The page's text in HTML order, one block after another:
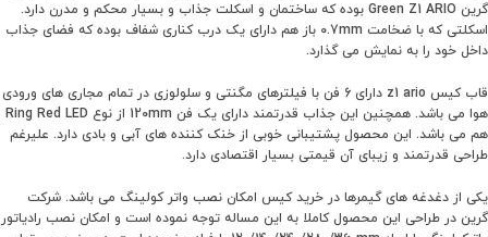
گرین Green Z1 ARIO بوده که ساختمان و اسکلت جذاب و بسیار محکم و مدرن دارد.
اسکلتی که با ضخامت 0.7mm باز هم دارای یک درب کناری شفاف بوده که فضای جذاب
داخل خود را به نمایش می گذارد.
قاب کیس z1 ario دارای 6 فن با فیلترهای مگنتی و سلولوزی در تمام مجاری های ورودی
هوا می باشد. همچنین این جذاب قدرتمند دارای یک فن 120mm از نوع Ring Red LED
هم می باشد. این محصول پشتیبانی خوبی از خنک کننده های آبی و بادی دارد. علیرغم
طراحی قدرتمند و زیبای آن قیمتی بسیار اقتصادی دارد.
یکی از دغدغه های گیمرها در خرید کیس امکان نصب واتر کولینگ می باشد. شرکت
گرین در طراحی این محصول کاملا به این مساله توجه نموده است و امکان نصب رادیاتور